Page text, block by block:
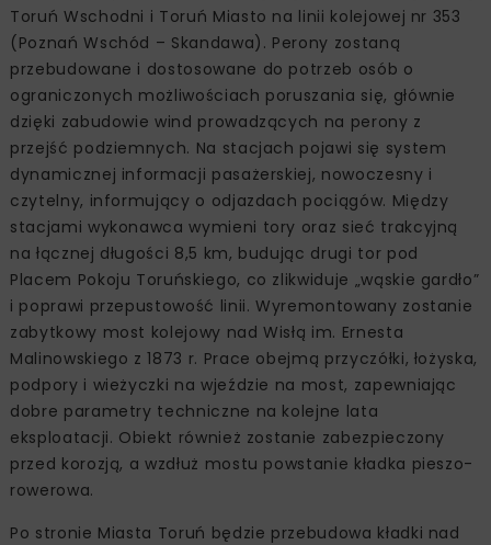
Toruń Wschodni i Toruń Miasto na linii kolejowej nr 353
(Poznań Wschód – Skandawa). Perony zostaną
przebudowane i dostosowane do potrzeb osób o
ograniczonych możliwościach poruszania się, głównie
dzięki zabudowie wind prowadzących na perony z
przejść podziemnych. Na stacjach pojawi się system
dynamicznej informacji pasażerskiej, nowoczesny i
czytelny, informujący o odjazdach pociągów. Między
stacjami wykonawca wymieni tory oraz sieć trakcyjną
na łącznej długości 8,5 km, budując drugi tor pod
Placem Pokoju Toruńskiego, co zlikwiduje „wąskie gardło”
i poprawi przepustowość linii. Wyremontowany zostanie
zabytkowy most kolejowy nad Wisłą im. Ernesta
Malinowskiego z 1873 r. Prace obejmą przyczółki, łożyska,
podpory i wieżyczki na wjeździe na most, zapewniając
dobre parametry techniczne na kolejne lata
eksploatacji. Obiekt również zostanie zabezpieczony
przed korozją, a wzdłuż mostu powstanie kładka pieszo-
rowerowa.
Po stronie Miasta Toruń będzie przebudowa kładki nad